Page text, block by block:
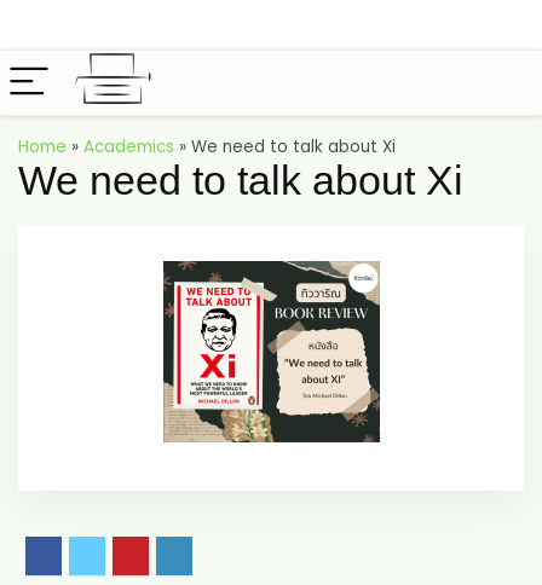
Home » Academics » We need to talk about Xi
We need to talk about Xi